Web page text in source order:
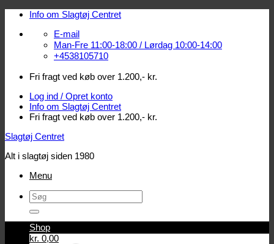
Fortsæt
indhold
Info om Slagtøj Centret
E-mail
Man-Fre 11:00-18:00 / Lørdag 10:00-14:00
+4538105710
Fri fragt ved køb over 1.200,- kr.
Log ind / Opret konto
Info om Slagtøj Centret
Fri fragt ved køb over 1.200,- kr.
Slagtøj Centret
Alt i slagtøj siden 1980
Menu
Søg
efter:
Log ind / Opret konto
kr. 0,00
Shop